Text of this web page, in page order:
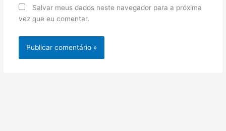
Salvar meus dados neste navegador para a próxima
vez que eu comentar.